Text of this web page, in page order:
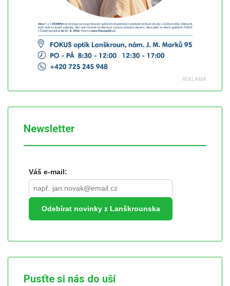
Newsletter
Váš e-mail:
Odebírat novinky z Lanškrounska
Pusťte si nás do uší